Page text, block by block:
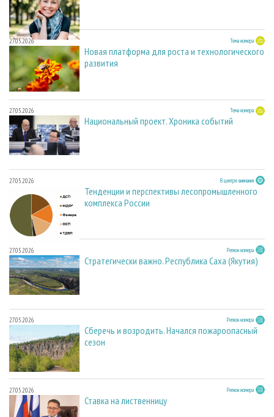
27.05.2026 Тема номера
Новая платформа для роста и технологического
развития
27.05.2026 Тема номера
Национальный проект. Хроника событий
27.05.2026 В центре внимания
Тенденции и перспективы лесопромышленного
комплекса России
27.05.2026 Регион номера
Стратегически важно. Республика Саха (Якутия)
27.05.2026 Регион номера
Сберечь и возродить. Начался пожароопасный
сезон
27.05.2026 Регион номера
Ставка на лиственницу